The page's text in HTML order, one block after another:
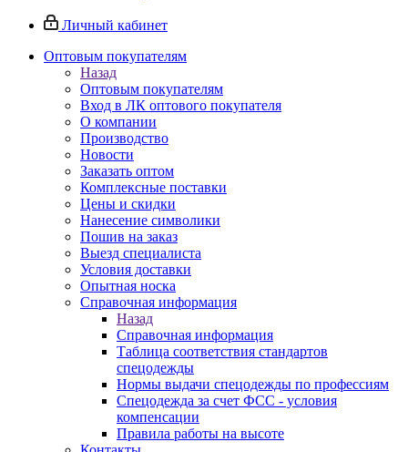
Личный кабинет
Оптовым покупателям
Назад
Оптовым покупателям
Вход в ЛК оптового покупателя
О компании
Производство
Новости
Заказать оптом
Комплексные поставки
Цены и скидки
Нанесение символики
Пошив на заказ
Выезд специалиста
Условия доставки
Опытная носка
Справочная информация
Назад
Справочная информация
Таблица соответствия стандартов
спецодежды
Нормы выдачи спецодежды по профессиям
Спецодежда за счет ФСС - условия
компенсации
Правила работы на высоте